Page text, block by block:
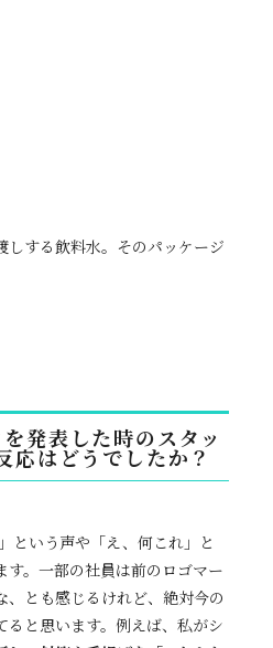
しする飲料水。そのパッケージ
発表した時のスタッ
応はどうでしたか？
という声や「え、何これ」と
す。一部の社員は前のロゴマー
、とも感じるけれど、絶対今の
ると思います。例えば、私がシ